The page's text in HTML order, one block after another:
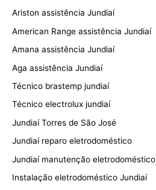
Ariston assistência Jundiaí
American Range assistência Jundiaí
Amana assistência Jundiaí
Aga assistência Jundiaí
Técnico brastemp jundiaí
Técnico electrolux jundiaí
Jundiaí Torres de São José
Jundiaí reparo eletrodoméstico
Jundiaí manutenção eletrodoméstico
Instalação eletrodoméstico Jundiaí